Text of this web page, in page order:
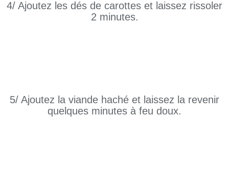
4/ Ajoutez les dés de carottes et laissez rissoler
2 minutes.
5/ Ajoutez la viande haché et laissez la revenir
quelques minutes à feu doux.